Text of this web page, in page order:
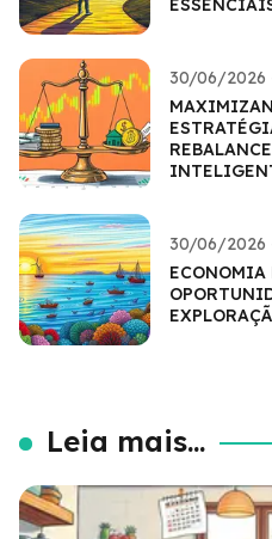
30/06/2026
30/06/2026
ECONOMIA
Leia mais...